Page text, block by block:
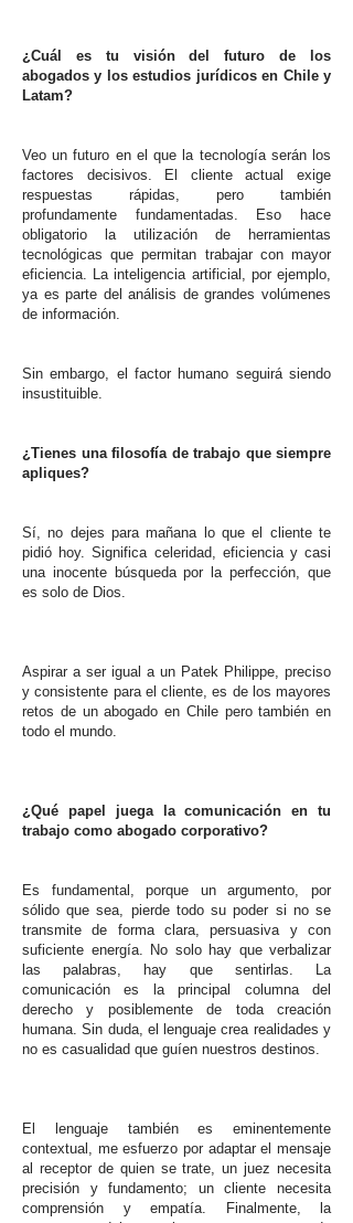
¿Cuál es tu visión del futuro de los
abogados y los estudios jurídicos en Chile y
Latam?
Veo un futuro en el que la tecnología serán los
factores decisivos. El cliente actual exige
respuestas rápidas, pero también
profundamente fundamentadas. Eso hace
obligatorio la utilización de herramientas
tecnológicas que permitan trabajar con mayor
eficiencia. La inteligencia artificial, por ejemplo,
ya es parte del análisis de grandes volúmenes
de información.
Sin embargo, el factor humano seguirá siendo
insustituible.
¿Tienes una filosofía de trabajo que siempre
apliques?
Sí, no dejes para mañana lo que el cliente te
pidió hoy. Significa celeridad, eficiencia y casi
una inocente búsqueda por la perfección, que
es solo de Dios.
Aspirar a ser igual a un Patek Philippe, preciso
y consistente para el cliente, es de los mayores
retos de un abogado en Chile pero también en
todo el mundo.
¿Qué papel juega la comunicación en tu
trabajo como abogado corporativo?
Es fundamental, porque un argumento, por
sólido que sea, pierde todo su poder si no se
transmite de forma clara, persuasiva y con
suficiente energía. No solo hay que verbalizar
las palabras, hay que sentirlas. La
comunicación es la principal columna del
derecho y posiblemente de toda creación
humana. Sin duda, el lenguaje crea realidades y
no es casualidad que guíen nuestros destinos.
El lenguaje también es eminentemente
contextual, me esfuerzo por adaptar el mensaje
al receptor de quien se trate, un juez necesita
precisión y fundamento; un cliente necesita
comprensión y empatía. Finalmente, la